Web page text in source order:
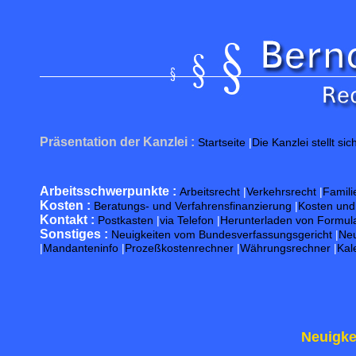
Präsentation der Kanzlei : Startseite |Die Kanzlei stellt
Arbeitsschwerpunkte : Arbeitsrecht |Verkehrsrecht |
Kosten : Beratungs- und Verfahrensfinanzierung |Kosten
Kontakt : Postkasten |via Telefon |Herunterladen von
Sonstiges : Neuigkeiten vom Bundesverfassungsgericht |
|Mandanteninfo |Prozeßkostenrechner |Währungsrechner |